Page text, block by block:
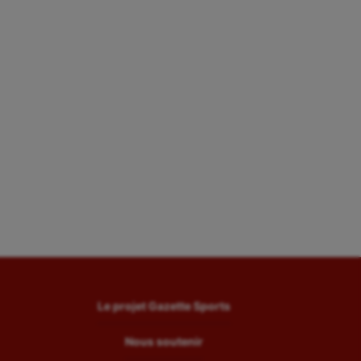
Le projet Gazette Sports
Nous soutenir